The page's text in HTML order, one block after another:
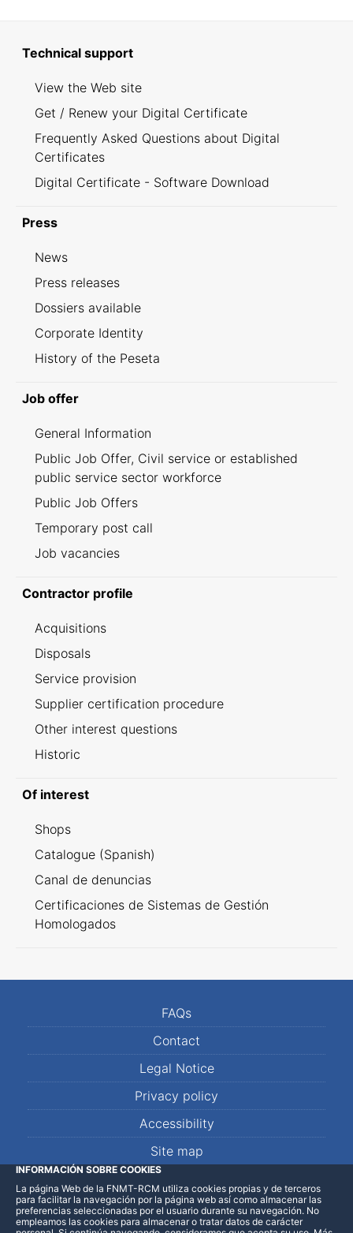
Technical support
View the Web site
Get / Renew your Digital Certificate
Frequently Asked Questions about Digital
Certificates
Digital Certificate - Software Download
Press
News
Press releases
Dossiers available
Corporate Identity
History of the Peseta
Job offer
General Information
Public Job Offer, Civil service or established
public service sector workforce
Public Job Offers
Temporary post call
Job vacancies
Contractor profile
Acquisitions
Disposals
Service provision
Supplier certification procedure
Other interest questions
Historic
Of interest
Shops
Catalogue (Spanish)
Canal de denuncias
Certificaciones de Sistemas de Gestión
Homologados
FAQs
Contact
Legal Notice
Privacy policy
Accessibility
Site map
LinkedInFacebookWhatsApp
INFORMACIÓN SOBRE COOKIES
La página Web de la FNMT-RCM utiliza cookies propias y de terceros
para facilitar la navegación por la página web así como almacenar las
preferencias seleccionadas por el usuario durante su navegación. No
empleamos las cookies para almacenar o tratar datos de carácter